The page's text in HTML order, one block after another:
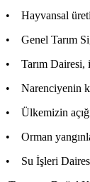
• Hayvansal
• Genel Tarım
• Tarım Dairesi,
• Narenciyenin
• Ülkemizin
• Orman
• Su İşleri